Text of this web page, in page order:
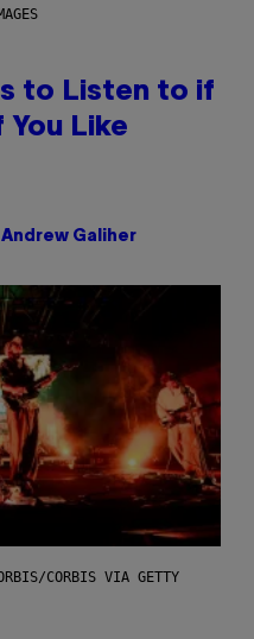
to Listen to if
You Like
Galiher
CORBIS VIA GETTY